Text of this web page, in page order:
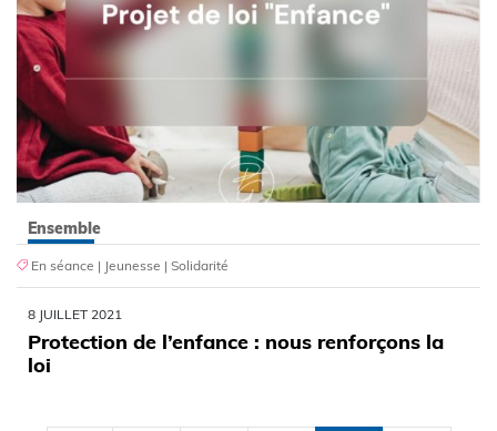
Ensemble
En séance | Jeunesse |Solidarité
8 JUILLET 2021
Protection de l’enfance : nous renforçons la
loi